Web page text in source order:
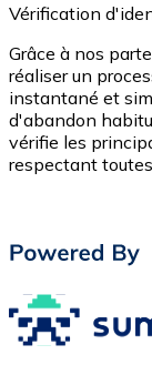
Vérification
Grâce à nos
réaliser un
instantané et
d'abandon
vérifie les
respectant